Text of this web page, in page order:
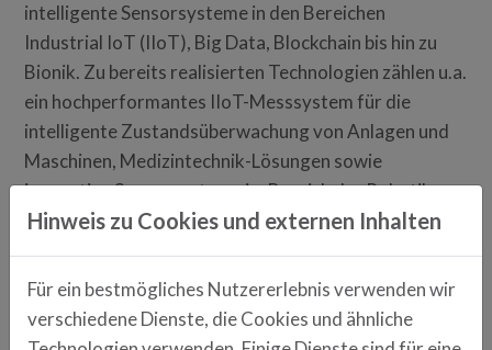
intelligente Sensorsysteme in den Bereichen
Industrial IoT (IIoT), Big Data, Blockchain bis hin zu
Bionik. Zu bereits realisierten Technologien zählen u.a.
ein hochperformantes IIoT-Messsystem für die
intelligente Zustandsüberwachung von Anlagen und
Maschinen, Medizintechnik-Lösungen sowie
innovative Sensorsysteme im Bereich der Robotik.
sensorik.bayern
Anschrift
Franz-Mayer-Str. 1
Hinweis zu Cookies und externen Inhalten
Für ein bestmögliches Nutzererlebnis verwenden wir
verschiedene Dienste, die Cookies und ähnliche